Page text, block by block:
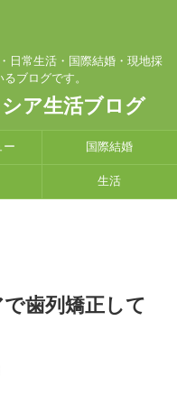
日常生活・国際結婚・現地採
ブログです。
ア生活ブログ
ー 国際結婚
生活
歯列矯正して